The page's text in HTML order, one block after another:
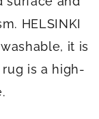
HELSINKI
it is
is a high-